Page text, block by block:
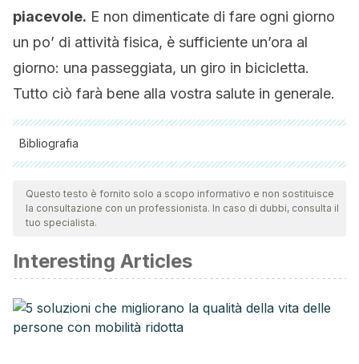
piacevole. E non dimenticate di fare ogni giorno
un po’ di attività fisica, è sufficiente un’ora al
giorno: una passeggiata, un giro in bicicletta.
Tutto ciò farà bene alla vostra salute in generale.
Bibliografia
Tutte le fonti citate sono state esaminate a fondo dal nostro
team per garantirne la qualità, l'affidabilità, l'attualità e la
validità. La bibliografia di questo articolo è stata considerata
Clark, A. L., & Cleland, J. G. F. (2013). Causes and treatment
of oedema in patients with heart failure. Nature Reviews
Cardiology. https://doi.org/10.1038/nrcardio.2012.191
Von Duvillard, S. P., Braun, W. A., Markofski, M., Beneke, R.,
Questo testo è fornito solo a scopo informativo e non sostituisce
la consultazione con un professionista. In caso di dubbi, consulta il
tuo specialista.
Interesting Articles